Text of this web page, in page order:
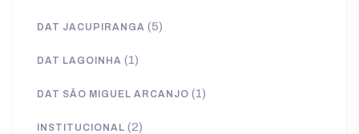
DAT JACUPIRANGA (5)
DAT LAGOINHA (1)
DAT SÃO MIGUEL ARCANJO (1)
INSTITUCIONAL (2)